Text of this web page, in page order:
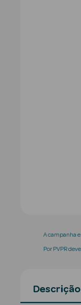
A campanha
Por PVPR
Descrição